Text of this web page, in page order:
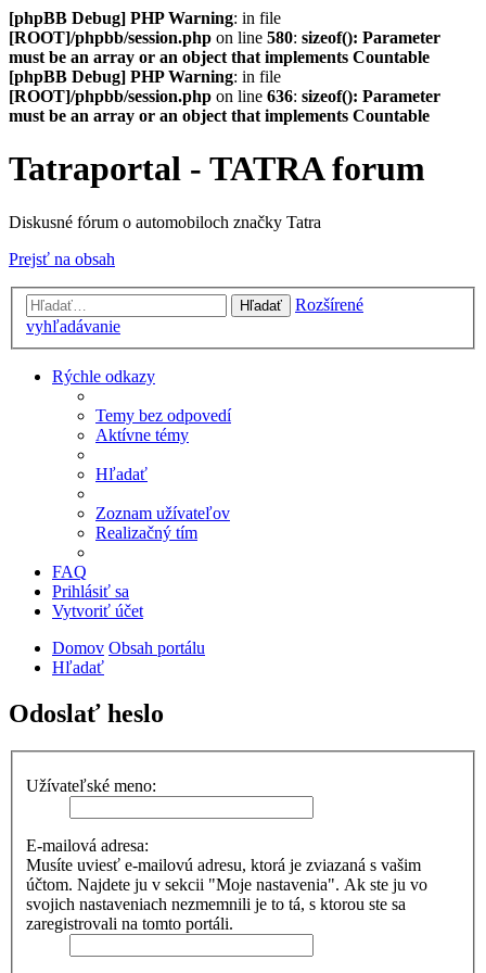
[phpBB Debug] PHP Warning: in file
[ROOT]/phpbb/session.php on line 580: sizeof(): Parameter
must be an array or an object that implements Countable
[phpBB Debug] PHP Warning: in file
[ROOT]/phpbb/session.php on line 636: sizeof(): Parameter
must be an array or an object that implements Countable
Tatraportal - TATRA forum
Diskusné fórum o automobiloch značky Tatra
Prejsť na obsah
Hľadať
Rozšírené
vyhľadávanie
Rýchle odkazy
Temy bez odpovedí
Aktívne témy
Hľadať
Zoznam užívateľov
Realizačný tím
FAQ
Prihlásiť sa
Vytvoriť účet
Domov Obsah portálu
Hľadať
Odoslať heslo
Užívateľské meno:
E-mailová adresa:
Musíte uviesť e-mailovú adresu, ktorá je zviazaná s vašim
účtom. Najdete ju v sekcii "Moje nastavenia". Ak ste ju vo
svojich nastaveniach nezmemnili je to tá, s ktorou ste sa
zaregistrovali na tomto portáli.